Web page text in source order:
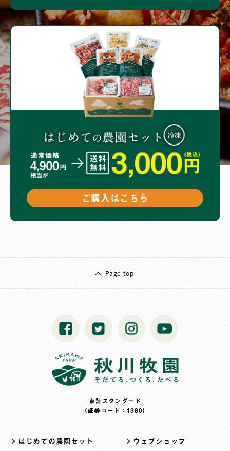
ご購入はこちら
Page top
東証スタンダード
（証券コード：1380）
はじめての農園セット ウェブショップ